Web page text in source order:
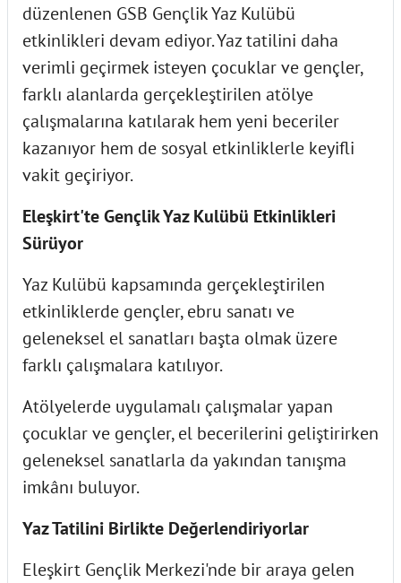
düzenlenen GSB Gençlik Yaz Kulübü
etkinlikleri devam ediyor. Yaz tatilini daha
verimli geçirmek isteyen çocuklar ve gençler,
farklı alanlarda gerçekleştirilen atölye
çalışmalarına katılarak hem yeni beceriler
kazanıyor hem de sosyal etkinliklerle keyifli
vakit geçiriyor.
Eleşkirt'te Gençlik Yaz Kulübü Etkinlikleri
Sürüyor
Yaz Kulübü kapsamında gerçekleştirilen
etkinliklerde gençler, ebru sanatı ve
geleneksel el sanatları başta olmak üzere
farklı çalışmalara katılıyor.
Atölyelerde uygulamalı çalışmalar yapan
çocuklar ve gençler, el becerilerini geliştirirken
geleneksel sanatlarla da yakından tanışma
imkânı buluyor.
Yaz Tatilini Birlikte Değerlendiriyorlar
Eleşkirt Gençlik Merkezi'nde bir araya gelen